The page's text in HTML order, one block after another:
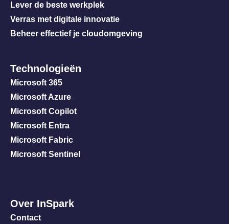
Lever de beste werkplek
Verras met digitale innovatie
Beheer effectief je cloudomgeving
Technologieën
Microsoft 365
Microsoft Azure
Microsoft Copilot
Microsoft Entra
Microsoft Fabric
Microsoft Sentinel
Over InSpark
Contact